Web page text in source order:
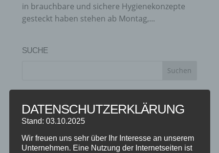
in brauchbare und sichere Hygienekonzepte
gesteckt haben stehen ab Montag,...
SUCHE
SCHNUPPERTAG 2026
Abschlussball 2026
WEIHNACHTSFERIEN
DATENSCHUTZERKLÄRUNG
Stand: 03.10.2025
Wir freuen uns sehr über Ihr Interesse an unserem
Unternehmen. Eine Nutzung der Internetseiten ist